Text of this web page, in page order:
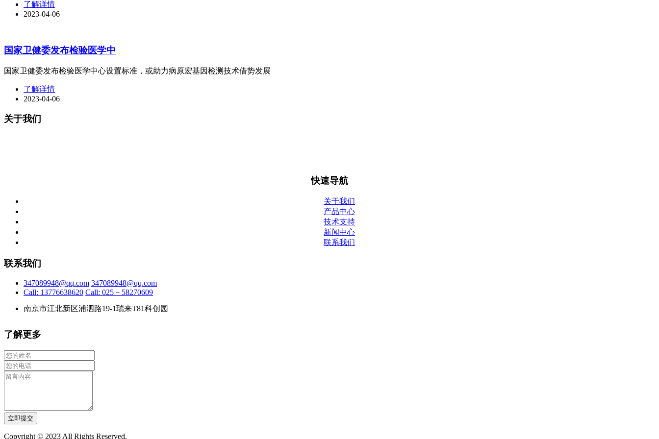
了解详情
2023-04-06
国家卫健委发布检验医学中
国家卫健委发布检验医学中心设置标准，或助力病原宏基因检测技术借势发展
了解详情
2023-04-06
关于我们
快速导航
关于我们
产品中心
技术支持
新闻中心
联系我们
联系我们
347089948@qq.com 347089948@qq.com
Call: 13776638620 Call: 025－58270609
南京市江北新区浦泗路19-1瑞来T81科创园
了解更多
立即提交
Copyright © 2023 All Rights Reserved.